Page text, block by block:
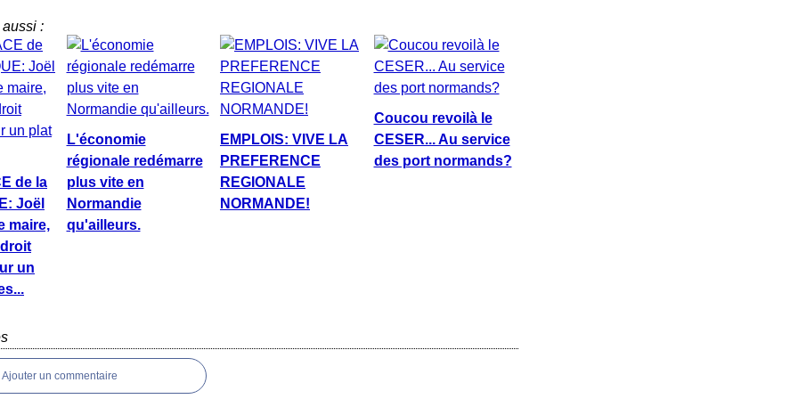
aussi :
de la
Joël
maire,
un
L'économie
régionale redémarre
plus vite en
Normandie
qu'ailleurs.
EMPLOIS: VIVE LA
PREFERENCE
REGIONALE
NORMANDE!
Coucou revoilà le
CESER... Au service
des port normands?
Ajouter un commentaire